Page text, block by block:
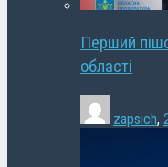
Перший
області
zapsich,